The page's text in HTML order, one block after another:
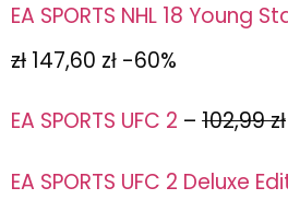
EA SPORTS NHL 18 Young
zł 147,60 zł -60%
EA SPORTS UFC 2 – 102,99 zł
EA SPORTS UFC 2 Deluxe